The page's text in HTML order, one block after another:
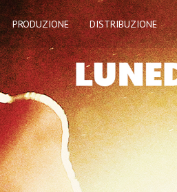
PRODUZIONE DISTRIBUZIONE